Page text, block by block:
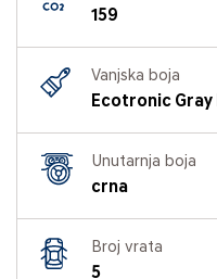
159
Vanjska boja
Ecotronic Gray
Unutarnja boja
crna
Broj vrata
5